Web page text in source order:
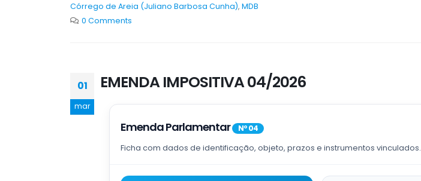
Córrego de Areia (Juliano Barbosa Cunha), MDB
0 Comments
01
mar
EMENDA IMPOSITIVA 04/2026
Emenda Parlamentar Nº 04
Ficha com dados de identificação, objeto, prazos e instrumentos vinculados.